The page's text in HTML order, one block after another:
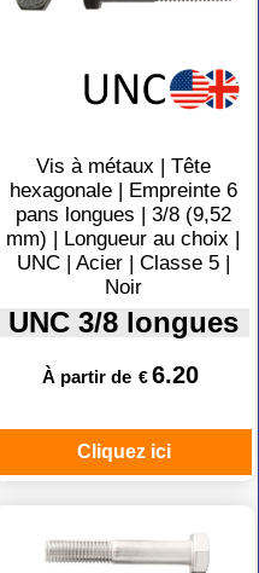
Vis à métaux | Tête
hexagonale | Empreinte 6
pans longues | 3/8 (9,52
mm) | Longueur au choix |
UNC | Acier | Classe 5 |
Noir
UNC 3/8 longues
À partir de € 6.20
Cliquez ici